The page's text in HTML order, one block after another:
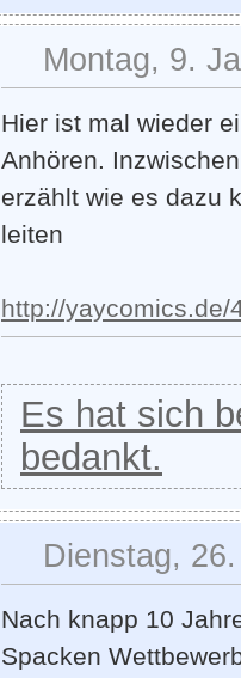
Montag, 9.
Hier ist mal wieder
Anhören.
erzählt wie es dazu
leiten
http://yaycomics.de/
Es hat sich
bedankt.
Dienstag,
Nach knapp 10
Spacken